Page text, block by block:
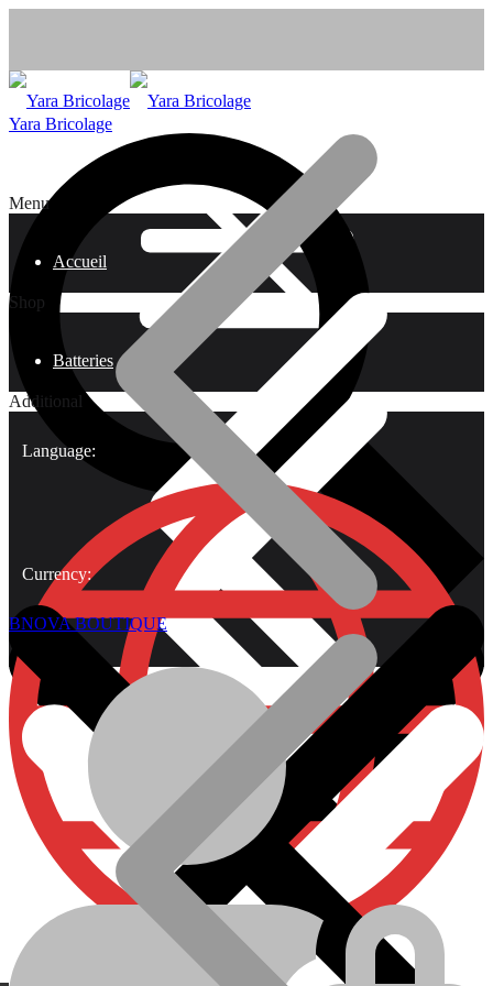
Menu
Accueil
À Propos
Shop
Batteries
Plomberie
Additional
Language:
Currency:
Yara Bricolage
BNOVA BOUTIQUE